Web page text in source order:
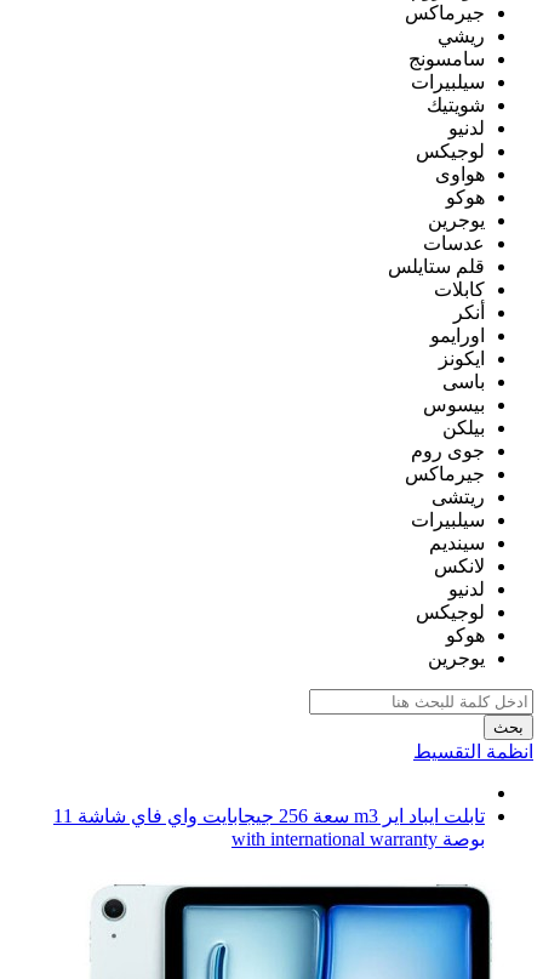
جيرماكس
ريشي
سامسونج
سيلبيرات
شويتيك
لدنيو
لوجيكس
هواوى
هوكو
يوجرين
عدسات
قلم ستايلس
كابلات
أنكر
اورايمو
ايكونز
باسى
بيسوس
بيلكن
جوى روم
جيرماكس
ريتشى
سيلبيرات
سينديم
لانكس
لدنيو
لوجيكس
هوكو
يوجرين
بحث
انظمة التقسيط
تابلت ايباد اير m3 سعة 256 جيجابايت واي فاي شاشة 11
بوصة with international warranty